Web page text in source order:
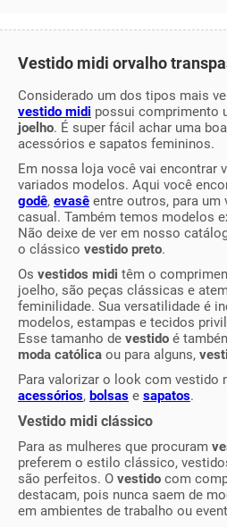
Vestido midi orvalho
Considerado um dos tipos mais
vestido midi possui comprimento
joelho. É super fácil achar uma
acessórios e sapatos femininos.
Em nossa loja você vai encontrar
variados modelos. Aqui você
godê, evasê entre outros, para
casual. Também temos modelos
Não deixe de ver em nosso
o clássico vestido preto.
Os vestidos midi têm o
joelho, são peças clássicas e
feminilidade. Sua versatilidade é
modelos, estampas e tecidos
Esse tamanho de vestido é
moda católica ou para alguns,
Para valorizar o look com vestido
acessórios, bolsas e sapatos.
Vestido midi clássico
Para as mulheres que procuram
preferem o estilo clássico,
são perfeitos. O vestido com
destacam, pois nunca saem de
em ambientes de trabalho ou